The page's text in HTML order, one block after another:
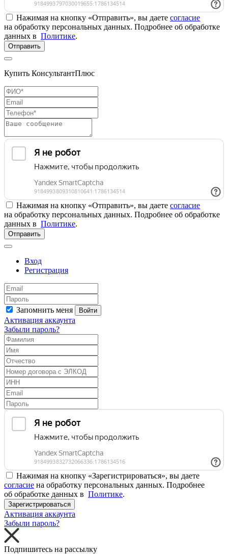
Нажимая на кнопку «Отправить», вы даете согласие
на обработку персональных данных. Подробнее об обработке
данных в Политике.
Отправить
Купить КонсультантПлюс
Нажимая на кнопку «Отправить», вы даете согласие
на обработку персональных данных. Подробнее об обработке
данных в Политике.
Отправить
Вход
Регистрация
Запомнить меня Войти
Активация аккаунта
Забыли пароль?
Нажимая на кнопку «Зарегистрироваться», вы даете
согласие на обработку персональных данных. Подробнее
об обработке данных в Политике.
Зарегистрироваться
Активация аккаунта
Забыли пароль?
Подпишитесь на рассылку